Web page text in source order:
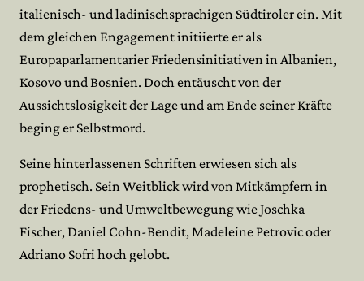
italienisch- und ladinischsprachigen Südtiroler ein. Mit
dem gleichen Engagement initiierte er als
Europaparlamentarier Friedensinitiativen in Albanien,
Kosovo und Bosnien. Doch entäuscht von der
Aussichtslosigkeit der Lage und am Ende seiner Kräfte
beging er Selbstmord.
Seine hinterlassenen Schriften erwiesen sich als
prophetisch. Sein Weitblick wird von Mitkämpfern in
der Friedens- und Umweltbewegung wie Joschka
Fischer, Daniel Cohn-Bendit, Madeleine Petrovic oder
Adriano Sofri hoch gelobt.